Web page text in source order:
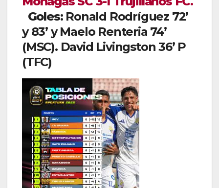
Goles: Ronald Rodríguez 72’
y 83’ y Maelo Renteria 74’
(MSC). David Livingston 36’ P
(TFC)